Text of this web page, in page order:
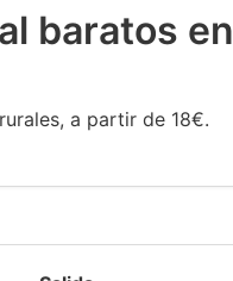
baratos en
a partir de 18€.